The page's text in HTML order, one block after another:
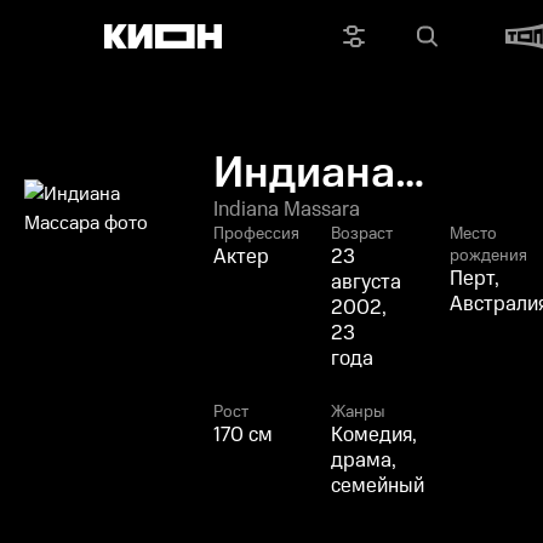
Индиана
Массара
Indiana Massara
Профессия
Актер
Возраст
23
августа
2002,
23
года
Место
рождения
Перт,
Рост
170 см
Жанры
Комедия,
драма,
семейный